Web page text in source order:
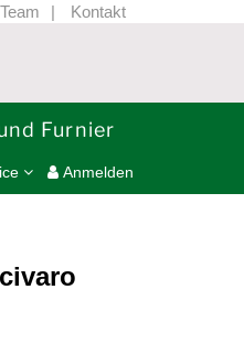
Team Kontakt
Furnier
Anmelden